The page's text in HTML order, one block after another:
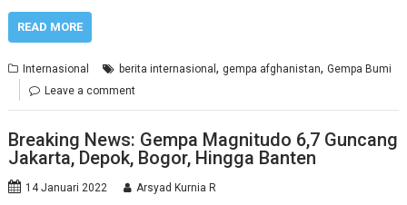
READ MORE
Internasional berita internasional, gempa afghanistan,Gempa Bumi
Leave a comment
Breaking News: Gempa Magnitudo 6,7 Guncang
Jakarta, Depok, Bogor, Hingga Banten
14 Januari 2022 Arsyad Kurnia R